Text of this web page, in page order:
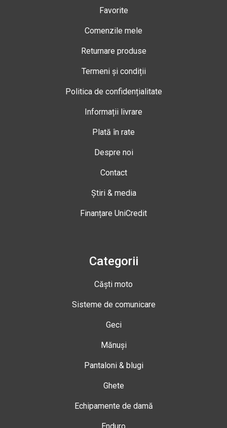
Favorite
Comenzile mele
Returnare produse
Termeni și condiții
Politica de confidențialitate
Informații livrare
Plată în rate
Despre noi
Contact
Știri & media
Finanțare UniCredit
Categorii
Căști moto
Sisteme de comunicare
Geci
Mănuși
Pantaloni & blugi
Ghete
Echipamente de damă